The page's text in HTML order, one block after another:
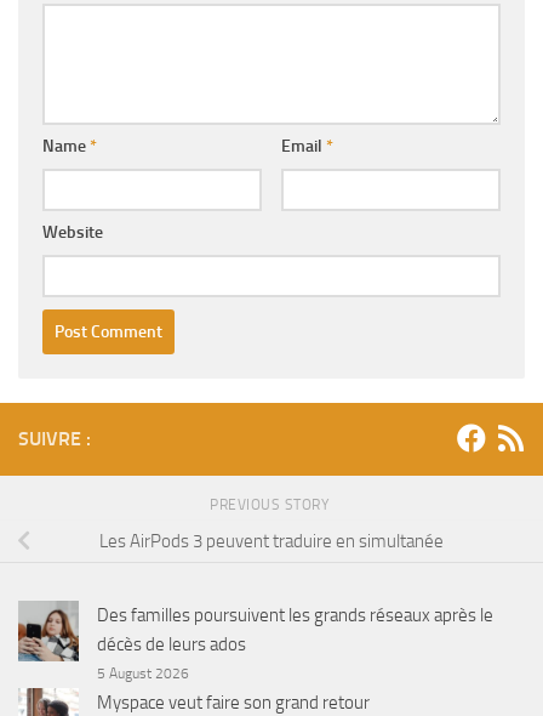
Name* Email *
Website
SUIVRE :
PREVIOUS STORY
Les AirPods 3 peuvent traduire en simultanée
Des familles poursuivent les grands réseaux après le
décès de leurs ados
5 August 2026
Myspace veut faire son grand retour